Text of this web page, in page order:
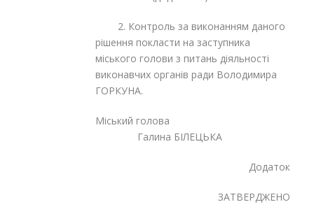
2. Контроль за виконанням даного
рішення покласти на заступника
міського голови з питань діяльності
виконавчих органів ради Володимира
ГОРКУНА.
Міський голова
Галина БІЛЕЦЬКА
Додаток
ЗАТВЕРДЖЕНО